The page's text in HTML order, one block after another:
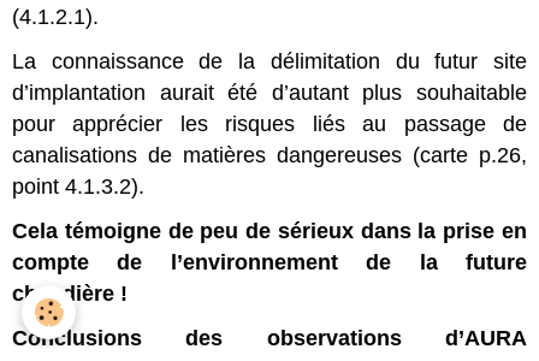
(4.1.2.1).
La connaissance de la délimitation du futur site
d’implantation aurait été d’autant plus souhaitable
pour apprécier les risques liés au passage de
canalisations de matières dangereuses (carte p.26,
point 4.1.3.2).
Cela témoigne de peu de sérieux dans la prise en
compte de l’environnement de la future
chaudière !
Conclusions des observations d’AURA